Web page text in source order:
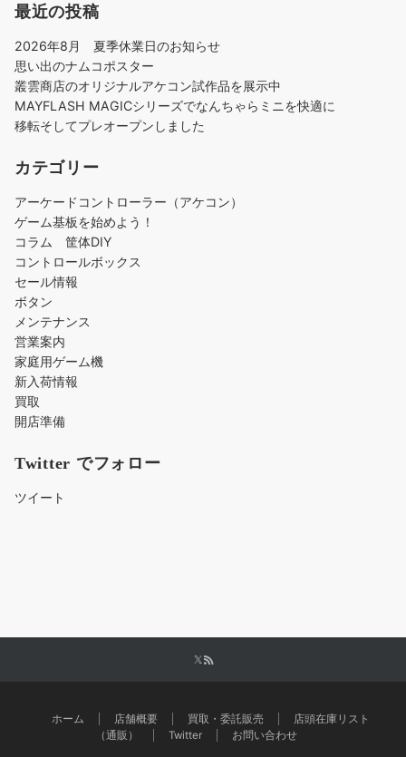
最近の投稿
2026年8月 夏季休業日のお知らせ
思い出のナムコポスター
叢雲商店のオリジナルアケコン試作品を展示中
MAYFLASH MAGICシリーズでなんちゃらミニを快適に
移転そしてプレオープンしました
カテゴリー
アーケードコントローラー（アケコン）
ゲーム基板を始めよう！
コラム 筐体DIY
コントロールボックス
セール情報
ボタン
メンテナンス
営業案内
家庭用ゲーム機
新入荷情報
買取
開店準備
Twitter でフォロー
ツイート
ホーム 店舗概要 買取・委託販売
店頭在庫リスト
（通販）
Twitter お問い合わせ